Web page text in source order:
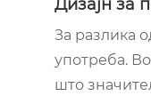
Дизајн за
За разлика
употреба.
што